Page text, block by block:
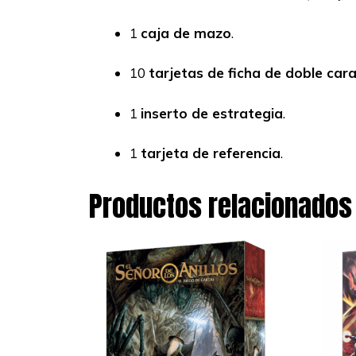
1 caja de mazo.
10 tarjetas de ficha de doble cara
1 inserto de estrategia.
1 tarjeta de referencia.
Productos relacionados